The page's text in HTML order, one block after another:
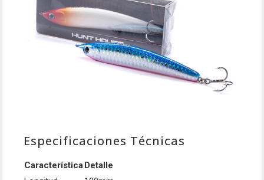
Especificaciones Técnicas
CaracterísticaDetalle